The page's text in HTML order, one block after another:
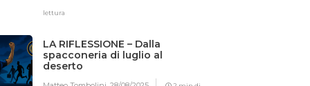
lettura
LA RIFLESSIONE – Dalla
spacconeria di luglio al
deserto